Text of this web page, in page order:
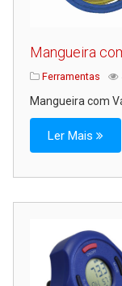
Contactos
Mangueira
Ferramentas
Mangueira com
Ler Mais